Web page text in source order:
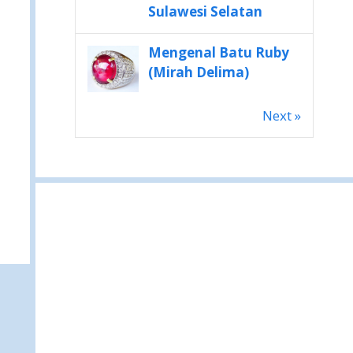
Sulawesi Selatan
Mengenal Batu Ruby
(Mirah Delima)
Next »